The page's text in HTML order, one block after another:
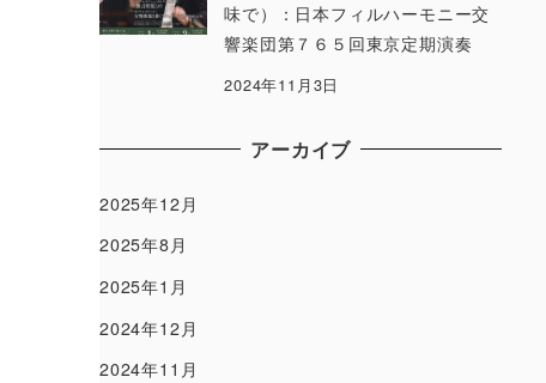
味で）：日本フィルハーモニー交
響楽団第７６５回東京定期演奏
2024年11月3日
アーカイブ
2025年12月
2025年8月
2025年1月
2024年12月
2024年11月